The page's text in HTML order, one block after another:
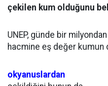
çekilen kum olduğunu
UNEP, günde bir
hacmine eş değer kumun
okyanuslardan